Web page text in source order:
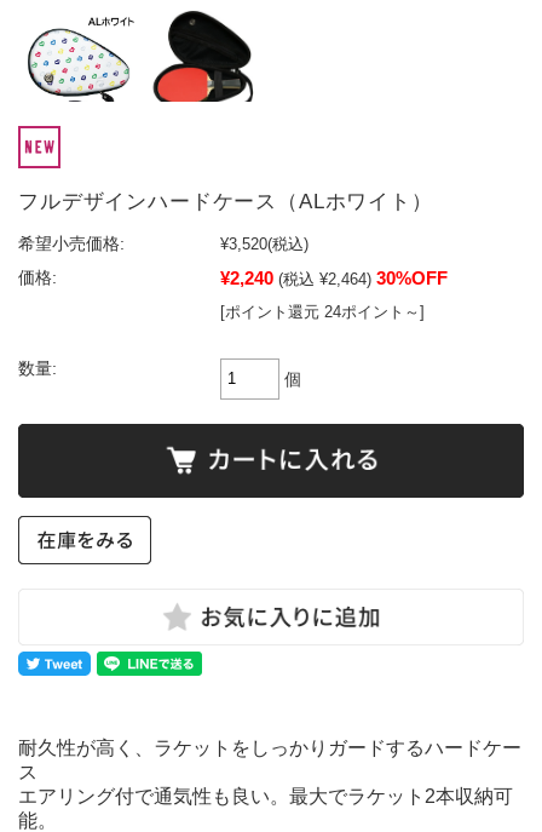
フルデザインハードケース（ALホワイト）
希望小売価格: ¥3,520(税込)
価格:
¥2,240 (税込 ¥2,464) 30%OFF
[ポイント還元 24ポイント～]
数量:
個
耐久性が高く、ラケットをしっかりガードするハードケー
ス
エアリング付で通気性も良い。最大でラケット2本収納可
能。